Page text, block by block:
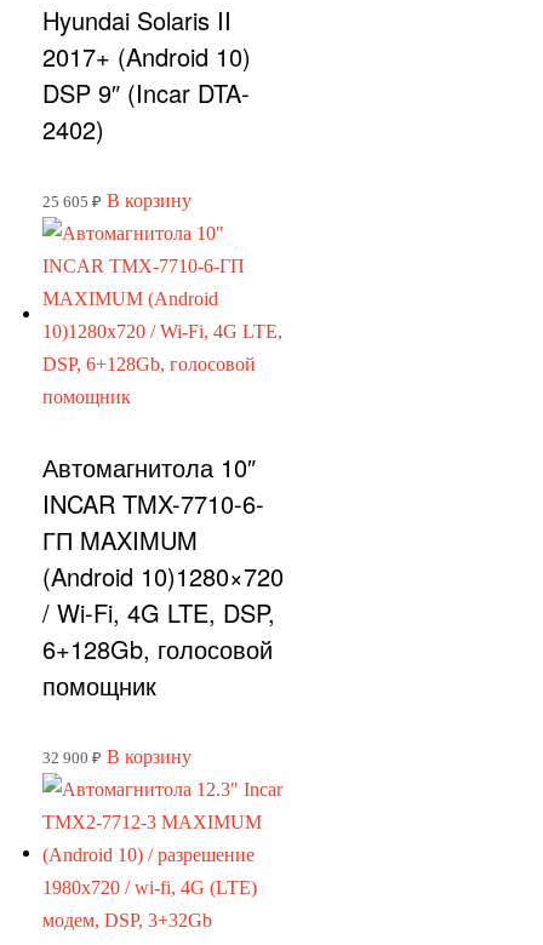
Hyundai Solaris II
2017+ (Android 10)
DSP 9″ (Incar DTA-
2402)
25 605 ₽ В корзину
Автомагнитола 10″
INCAR TMX-7710-6-
ГП MAXIMUM
(Android 10)1280×720
/ Wi-Fi, 4G LTE, DSP,
6+128Gb, голосовой
помощник
32 900 ₽ В корзину